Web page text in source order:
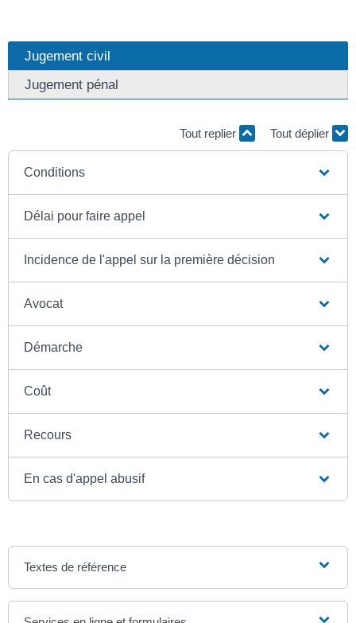
Jugement civil
Jugement pénal
Tout replier Tout déplier
Conditions
Délai pour faire appel
Incidence de l'appel sur la première décision
Avocat
Démarche
Coût
Recours
En cas d'appel abusif
Textes de référence